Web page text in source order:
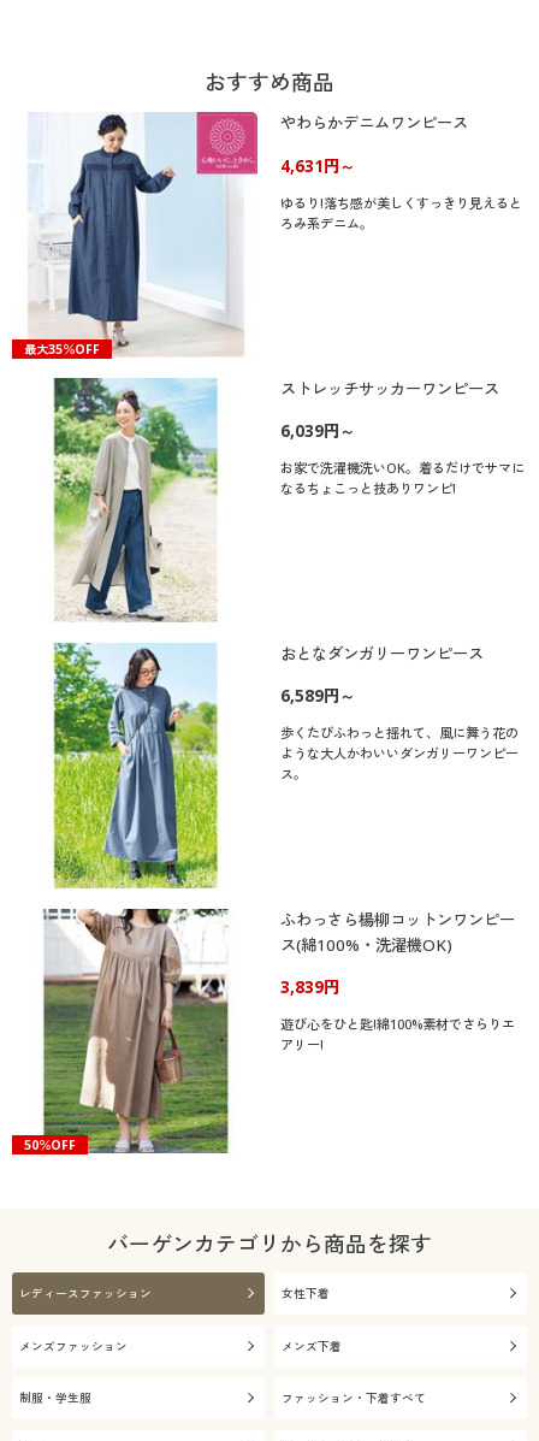
おすすめ商品
最大35％OFF
やわらかデニムワンピース
4,631円～
ゆるり!落ち感が美しくすっきり見えると
ろみ系デニム。
ストレッチサッカーワンピース
6,039円～
お家で洗濯機洗いOK。着るだけでサマに
なるちょこっと技ありワンピ!
おとなダンガリーワンピース
6,589円～
歩くたびふわっと揺れて、風に舞う花の
ような大人かわいいダンガリーワンピー
ス。
50％OFF
ふわっさら楊柳コットンワンピー
ス(綿100%・洗濯機OK)
3,839円
遊び心をひと匙!綿100%素材でさらりエ
アリー!
バーゲンカテゴリから商品を探す
レディースファッション 女性下着
メンズファッション メンズ下着
制服・学生服 ファッション・下着すべて